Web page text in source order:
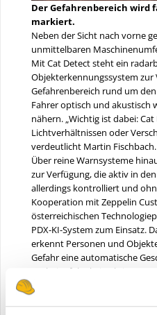
Der Gefahrenbereich wird
markiert.
Neben der Sicht nach vorne
unmittelbaren
Mit Cat Detect steht ein
Objekterkennungssystem zur
Gefahrenbereich rund um
Fahrer optisch und akustisch
nähern. „Wichtig ist dabei:
Lichtverhältnissen oder
verdeutlicht Martin Fischbach.
Über reine Warnsysteme
zur Verfügung, die aktiv in
allerdings kontrolliert und
Kooperation mit Zeppelin
österreichischen
PDX-KI-System zum Einsatz.
erkennt Personen und
Gefahr eine automatische
„Dabei erfolgt kein aktiver
hydrostatische Antrieb so
kontrolliert verzögert und bis